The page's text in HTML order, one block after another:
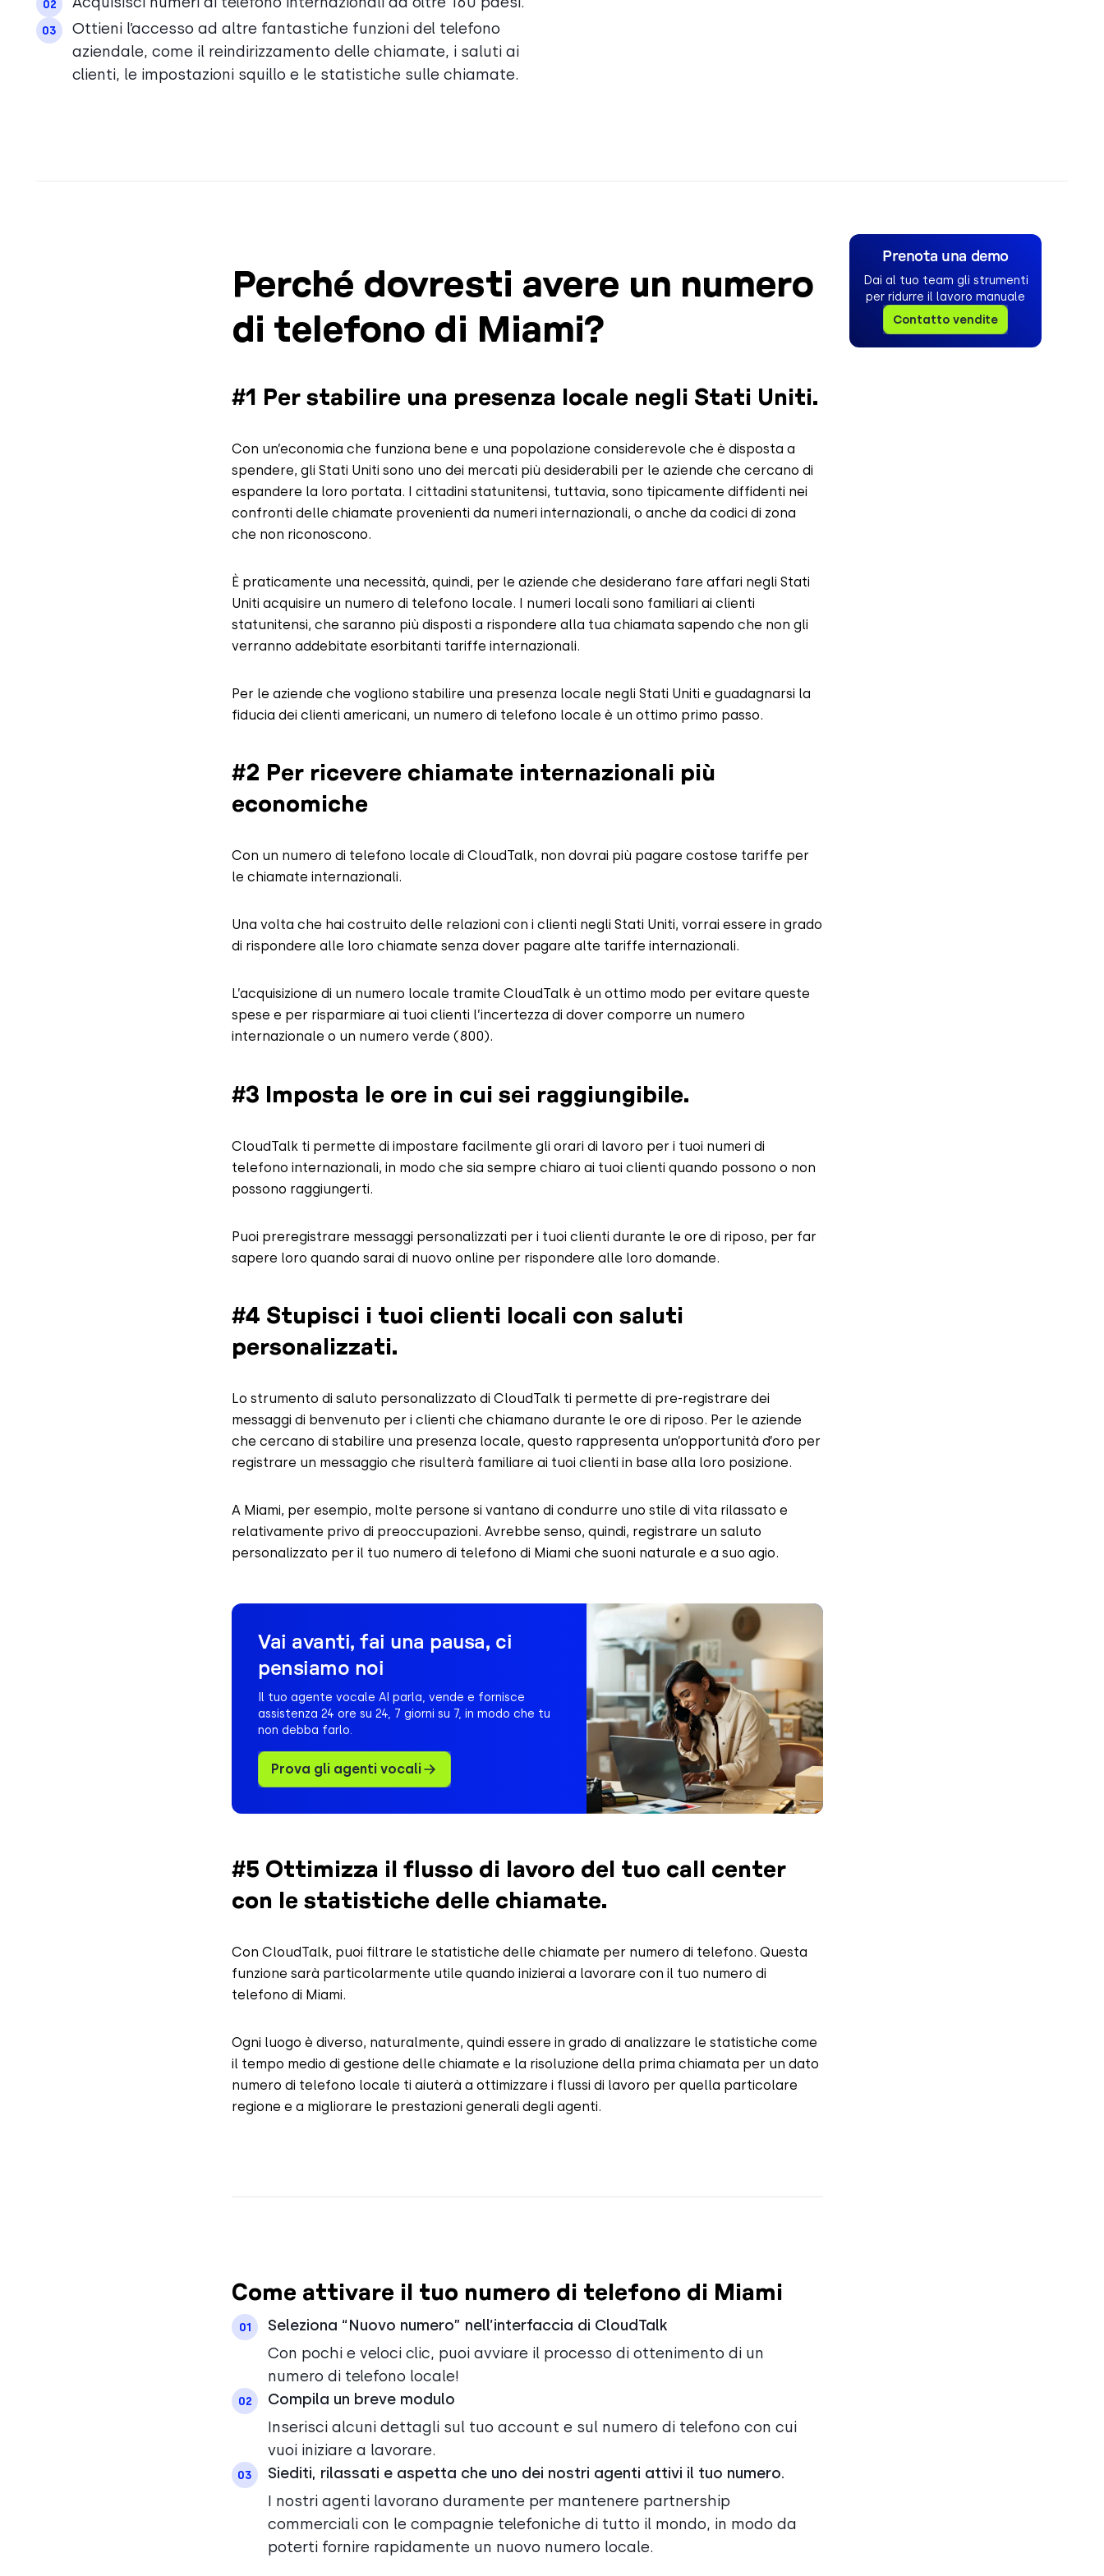
02
03
Ottieni l’accesso ad altre fantastiche funzioni del telefono
aziendale, come il reindirizzamento delle chiamate, i saluti ai
clienti, le impostazioni squillo e le statistiche sulle chiamate.
Perché dovresti avere un numero
di telefono di Miami?
#1 Per stabilire una presenza locale negli Stati Uniti.
Con un’economia che funziona bene e una popolazione considerevole che è disposta a
spendere, gli Stati Uniti sono uno dei mercati più desiderabili per le aziende che cercano di
espandere la loro portata. I cittadini statunitensi, tuttavia, sono tipicamente diffidenti nei
confronti delle chiamate provenienti da numeri internazionali, o anche da codici di zona
che non riconoscono.
È praticamente una necessità, quindi, per le aziende che desiderano fare affari negli Stati
Uniti acquisire un numero di telefono locale. I numeri locali sono familiari ai clienti
statunitensi, che saranno più disposti a rispondere alla tua chiamata sapendo che non gli
verranno addebitate esorbitanti tariffe internazionali.
Per le aziende che vogliono stabilire una presenza locale negli Stati Uniti e guadagnarsi la
fiducia dei clienti americani, un numero di telefono locale è un ottimo primo passo.
#2 Per ricevere chiamate internazionali più
economiche
Con un numero di telefono locale di CloudTalk, non dovrai più pagare costose tariffe per
le chiamate internazionali.
Una volta che hai costruito delle relazioni con i clienti negli Stati Uniti, vorrai essere in grado
di rispondere alle loro chiamate senza dover pagare alte tariffe internazionali.
L’acquisizione di un numero locale tramite CloudTalk è un ottimo modo per evitare queste
spese e per risparmiare ai tuoi clienti l’incertezza di dover comporre un numero
internazionale o un numero verde (800).
#3 Imposta le ore in cui sei raggiungibile.
CloudTalk ti permette di impostare facilmente gli orari di lavoro per i tuoi numeri di
telefono internazionali, in modo che sia sempre chiaro ai tuoi clienti quando possono o non
possono raggiungerti.
Puoi preregistrare messaggi personalizzati per i tuoi clienti durante le ore di riposo, per far
sapere loro quando sarai di nuovo online per rispondere alle loro domande.
#4 Stupisci i tuoi clienti locali con saluti
personalizzati.
Lo strumento di saluto personalizzato di CloudTalk ti permette di pre-registrare dei
messaggi di benvenuto per i clienti che chiamano durante le ore di riposo. Per le aziende
che cercano di stabilire una presenza locale, questo rappresenta un’opportunità d’oro per
registrare un messaggio che risulterà familiare ai tuoi clienti in base alla loro posizione.
A Miami, per esempio, molte persone si vantano di condurre uno stile di vita rilassato e
relativamente privo di preoccupazioni. Avrebbe senso, quindi, registrare un saluto
personalizzato per il tuo numero di telefono di Miami che suoni naturale e a suo agio.
Vai avanti, fai una pausa, ci
pensiamo noi
Il tuo agente vocale AI parla, vende e fornisce
assistenza 24 ore su 24, 7 giorni su 7, in modo che tu
non debba farlo.
Prova gli agenti vocali
#5 Ottimizza il flusso di lavoro del tuo call center
con le statistiche delle chiamate.
Con CloudTalk, puoi filtrare le statistiche delle chiamate per numero di telefono. Questa
funzione sarà particolarmente utile quando inizierai a lavorare con il tuo numero di
telefono di Miami.
Ogni luogo è diverso, naturalmente, quindi essere in grado di analizzare le statistiche come
il tempo medio di gestione delle chiamate e la risoluzione della prima chiamata per un dato
numero di telefono locale ti aiuterà a ottimizzare i flussi di lavoro per quella particolare
regione e a migliorare le prestazioni generali degli agenti.
Come attivare il tuo numero di telefono di Miami
01
Seleziona “Nuovo numero” nell’interfaccia di CloudTalk
Con pochi e veloci clic, puoi avviare il processo di ottenimento di un
numero di telefono locale!
02
Compila un breve modulo
Inserisci alcuni dettagli sul tuo account e sul numero di telefono con cui
vuoi iniziare a lavorare.
03
Siediti, rilassati e aspetta che uno dei nostri agenti attivi il tuo numero.
I nostri agenti lavorano duramente per mantenere partnership
commerciali con le compagnie telefoniche di tutto il mondo, in modo da
poterti fornire rapidamente un nuovo numero locale.
Prenota una demo
Dai al tuo team gli strumenti
per ridurre il lavoro manuale
Contatto vendite